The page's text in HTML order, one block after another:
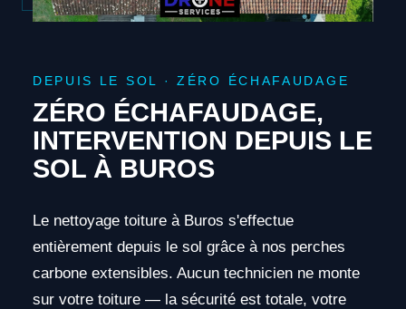
DEPUIS LE SOL · ZÉRO ÉCHAFAUDAGE
ZÉRO ÉCHAFAUDAGE,
INTERVENTION DEPUIS LE
SOL À BUROS
Le nettoyage toiture à Buros s'effectue
entièrement depuis le sol grâce à nos perches
carbone extensibles. Aucun technicien ne monte
sur votre toiture — la sécurité est totale, votre